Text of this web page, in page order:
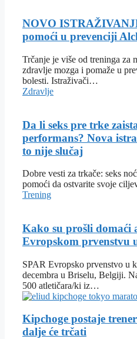
NOVO
pomoći u prevenciji
Trčanje je više od treninga za
zdravlje mozga i pomaže u
bolesti. Istraživači…
Zdravlje
Da li seks pre trke
performans? Nova
to nije slučaj
Dobre vesti za trkače: seks
pomoći da ostvarite svoje
Trening
Kako su prošli domaći
Evropskom prvenstvu
SPAR Evropsko prvenstvo u
decembra u Briselu, Belgiji.
500 atletičara/ki iz…
Kipchoge postaje
dalje će trčati